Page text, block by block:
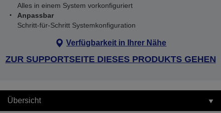
Alles in einem System vorkonfiguriert
Anpassbar
Schritt-für-Schritt Systemkonfiguration
Verfügbarkeit in Ihrer Nähe
ZUR SUPPORTSEITE DIESES PRODUKTS GEHEN
Übersicht